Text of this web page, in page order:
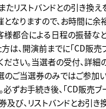
たリストバンドとの引き換え
なりますので、お時間に余
様都合による日程の振替な
は、開演前までに「CD販
ださい。当選者の受付、詳
のご当選券のみではご参加
必ずお手続き後、「CD販売
及び、リストバンドとお引き